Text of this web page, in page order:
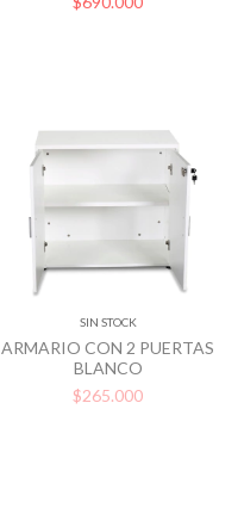
SIN STOCK
ARMARIO CON 2 PUERTAS
BLANCO
$265.000